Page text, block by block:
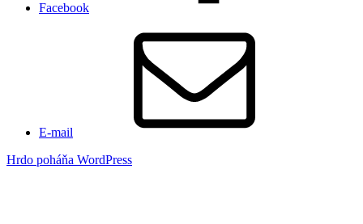
Facebook
E-mail
Hrdo poháňa WordPress